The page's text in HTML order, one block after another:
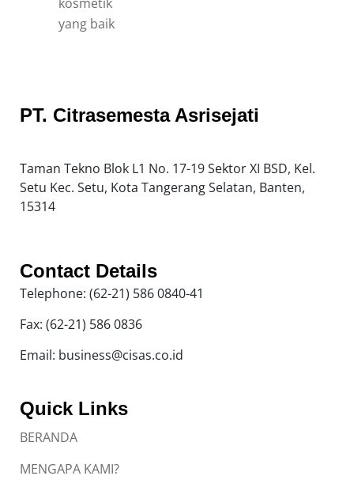
PT. Citrasemesta Asrisejati
Taman Tekno Blok L1 No. 17-19 Sektor XI BSD, Kel.
Setu Kec. Setu, Kota Tangerang Selatan, Banten,
15314
Contact Details
Telephone: (62-21) 586 0840-41
Fax: (62-21) 586 0836
Email: business@cisas.co.id
Quick Links
BERANDA
MENGAPA KAMI?